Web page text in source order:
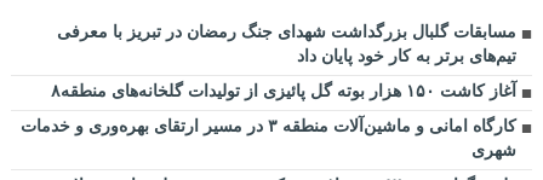
مسابقات گلبال بزرگداشت شهدای جنگ رمضان در تبریز با معرفی
تیم‌های برتر به کار خود پایان داد
آغاز کاشت ۱۵۰ هزار بوته گل پائیزی از تولیدات گلخانه‌های منطقه۸
کارگاه امانی و ماشین‌آلات منطقه ۳ در مسیر ارتقای بهره‌وری و خدمات
شهری